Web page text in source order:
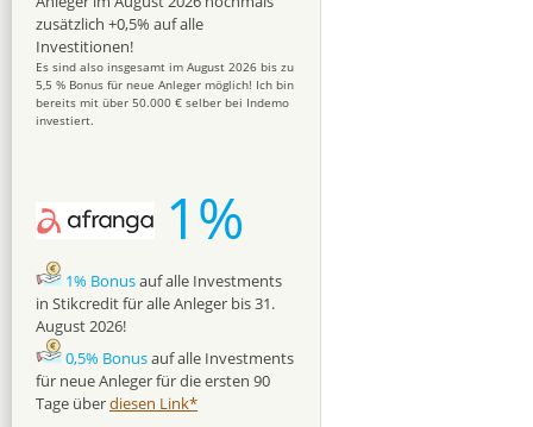
zusätzlich +0,5% auf alle
Investitionen!
Es sind also insgesamt im August 2026 bis zu
5,5 % Bonus für neue Anleger möglich! Ich bin
bereits mit über 50.000 € selber bei Indemo
investiert.
1%
1% Bonusauf alle Investments
in Stikcredit für alle Anleger bis 31.
August 2026!
0,5% Bonusauf alle Investments
für neue Anleger für die ersten 90
Tage überdiesen Link*